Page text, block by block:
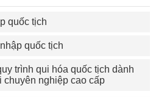
quốc tịch
quốc tịch
trình qui hóa quốc tịch dành
chuyên nghiệp cao cấp